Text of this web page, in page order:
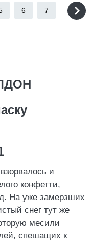
6 7
и
конфетти,
На уже замерзших
снег тут же
месили
спешащих к